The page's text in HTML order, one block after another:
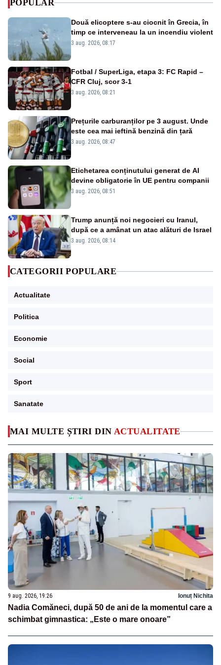
MAI MULTE ȘTIRI DIN ACTUALITATE
9 aug. 2026, 19:26 Ionuț Nichita
Nadia Comăneci, după 50 de ani de la momentul care a
schimbat gimnastica: „Este o mare onoare”
POPULAR
Două elicoptere s-au ciocnit în Grecia, în
timp ce interveneau la un incendiu violent
3 aug. 2026, 08:17
Fotbal / SuperLiga, etapa 3: FC Rapid –
CFR Cluj, scor 3-1
3 aug. 2026, 08:21
Prețurile carburanților pe 3 august. Unde
este cea mai ieftină benzină din țară
3 aug. 2026, 08:47
Etichetarea conținutului generat de AI
devine obligatorie în UE pentru companii
3 aug. 2026, 08:51
Trump anunță noi negocieri cu Iranul,
după ce a amânat un atac alături de Israel
3 aug. 2026, 08:14
CATEGORII POPULARE
Actualitate
Politica
Economie
Social
Sport
Sanatate